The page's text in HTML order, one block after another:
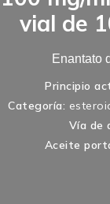
vial de
Enantato
Principio
Categoría:
Vía de
Aceite